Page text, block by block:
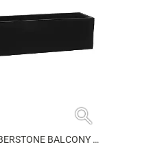
search
КАШПО FIBERSTONE BALCONY XL BLACK